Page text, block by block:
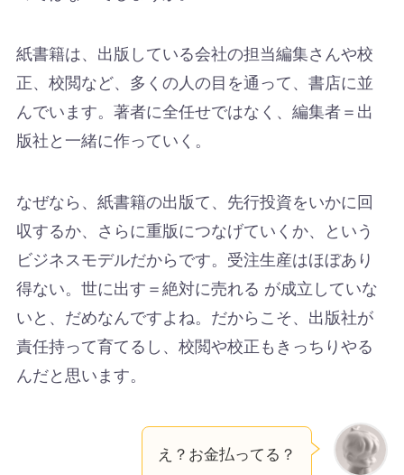
紙書籍は、出版している会社の担当編集さんや校
正、校閲など、多くの人の目を通って、書店に並
んでいます。著者に全任せではなく、編集者＝出
版社と一緒に作っていく。
なぜなら、紙書籍の出版て、先行投資をいかに回
収するか、さらに重版につなげていくか、という
ビジネスモデルだからです。受注生産はほぼあり
得ない。世に出す＝絶対に売れる が成立していな
いと、だめなんですよね。だからこそ、出版社が
責任持って育てるし、校閲や校正もきっちりやる
んだと思います。
え？お金払ってる？